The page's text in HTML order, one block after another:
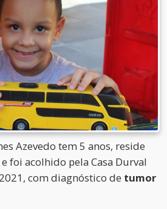
Azevedo tem 5 anos, reside
e foi acolhido pela Casa Durval
com diagnóstico de tumor